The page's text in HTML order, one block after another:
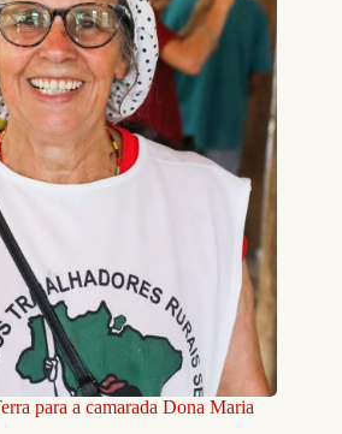
para a camarada Dona Maria